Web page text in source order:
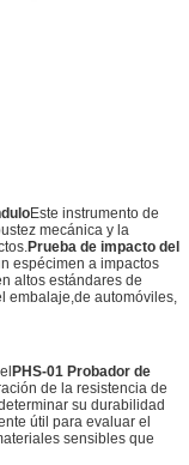
Este instrumento de
mecánica y la
Prueba de impacto del
espécimen a impactos
altos estándares de
embalaje,de automóviles,
PHS-01 Probador de
de la resistencia de
su durabilidad
útil para evaluar el
sensibles que